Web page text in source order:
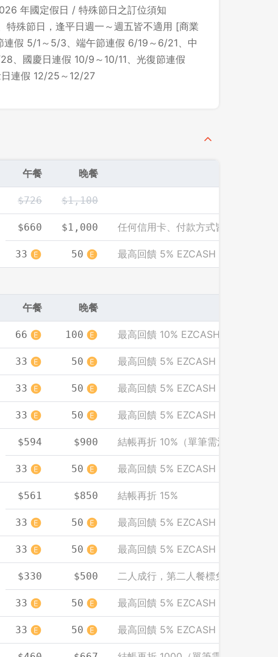
年國定假日 / 特殊節日之訂位須知
特殊節日，逢平日週一～週五皆不適用 [商業
連假 5/1～5/3、端午節連假 6/19～6/21、中
、國慶日連假 10/9～10/11、光復節連假
連假 12/25～12/27
午餐 晚餐
$726 $1,100
$660 $1,000 任何信用卡、付款方式皆可享此優惠價
33 50 最高回饋 5% EZCASH
午餐 晚餐
66 100 最高回饋 10% EZCASH
33 50 最高回饋 5% EZCASH
33 50 最高回饋 5% EZCASH
33 50 最高回饋 5% EZCASH
$594 $900 結帳再折 10%（單筆需滿 2000）
33 50 最高回饋 5% EZCASH
$561 $850 結帳再折 15%
33 50 最高回饋 5% EZCASH
33 50 最高回饋 5% EZCASH
$330 $500 二人成行，第二人餐標免費（人均計）
33 50 最高回饋 5% EZCASH
33 50 最高回饋 5% EZCASH